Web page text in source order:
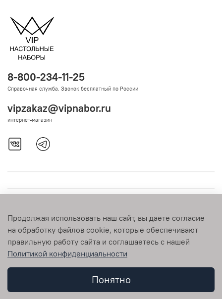
8-800-234-11-25
Справочная служба. Звонок бесплатный по России
vipzakaz@vipnabor.ru
интернет-магазин
© 2009-2026 vipnabor.ru Любое использование контента без
письменного разрешения запрещено
Продолжая использовать наш сайт, вы даете согласие
на обработку файлов cookie, которые обеспечивают
правильную работу сайта и соглашаетесь с нашей
Политикой конфиденциальности
Понятно